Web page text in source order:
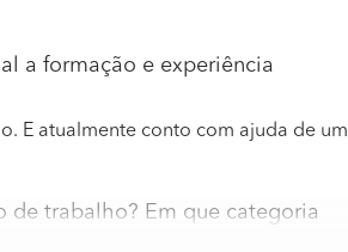
a formação e experiência
E atualmente conto com ajuda de um
de trabalho? Em que categoria